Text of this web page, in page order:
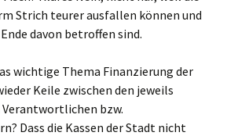
Strich teurer ausfallen können und
davon betroffen sind.
wichtige Thema Finanzierung der
Keile zwischen den jeweils
bzw.
Dass die Kassen der Stadt nicht